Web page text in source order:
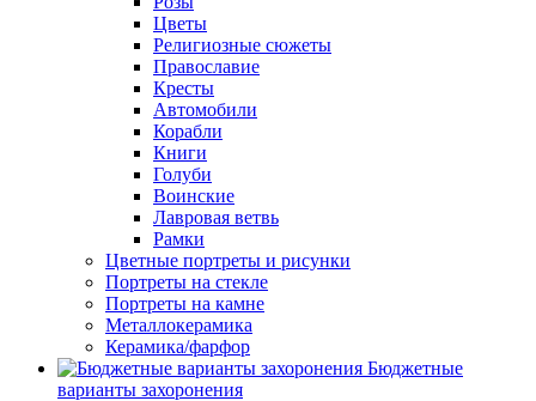
Цветы
Религиозные сюжеты
Православие
Кресты
Автомобили
Корабли
Книги
Голуби
Воинские
Лавровая ветвь
Рамки
Цветные портреты и рисунки
Портреты на стекле
Портреты на камне
Металлокерамика
Керамика/фарфор
Бюджетные
варианты захоронения